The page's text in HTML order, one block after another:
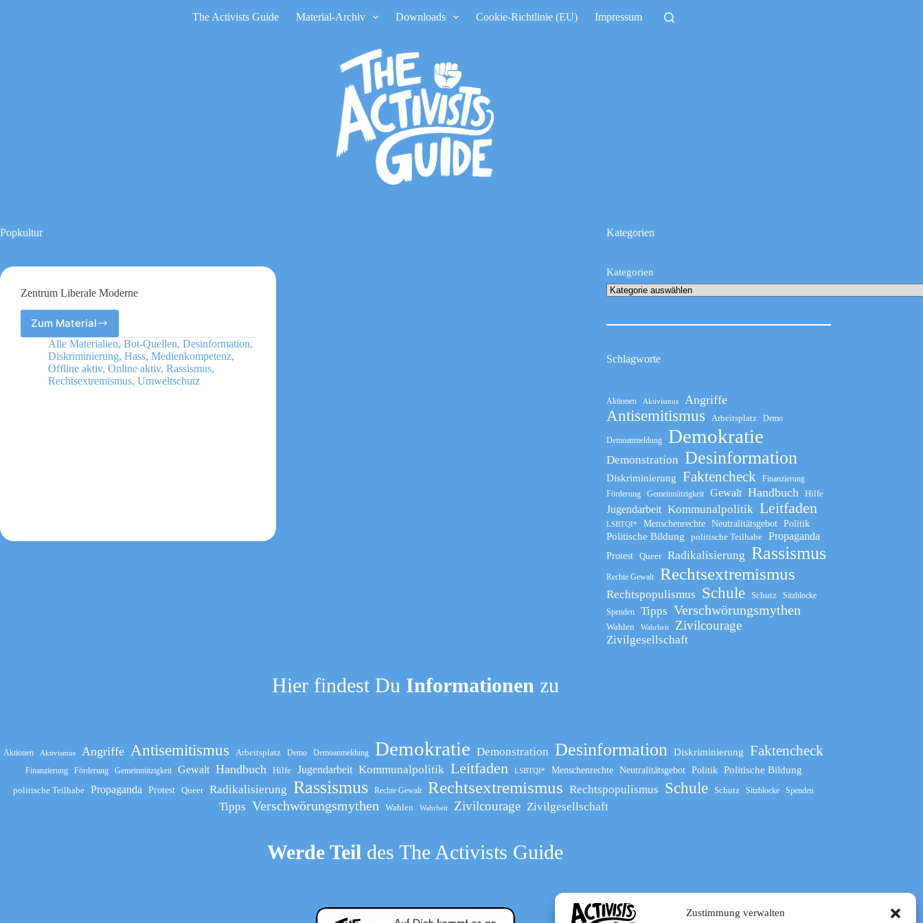
Zustimmung verwalten
The Activists Guide Material-Archiv Downloads Cookie-Richtlinie (EU) Impressum
Popkultur
Zentrum Liberale Moderne
Zum Material
Zentrum
Liberale
Moderne
Alle Materialien, Bot-Quellen, Desinformation,
Diskriminierung, Hass, Medienkompetenz,
Offline aktiv, Online aktiv, Rassismus,
Rechtsextremismus, Umweltschutz
Kategorien
Kategorien
Schlagworte
Aktionen Aktivismus Angriffe
Antisemitismus Arbeitsplatz Demo
Demoanmeldung Demokratie
Demonstration Desinformation
Diskriminierung Faktencheck
Finanzierung
Förderung
Gemeinnützigkeit Gewalt Handbuch Hilfe
Jugendarbeit Kommunalpolitik Leitfaden
LSBTQI* Menschenrechte Neutralitätsgebot Politik
Politische Bildung politische Teilhabe Propaganda
Protest Queer Radikalisierung Rassismus
Rechte Gewalt Rechtsextremismus
Rechtspopulismus Schule Schutz
Sitzblocke
Spenden
Tipps Verschwörungsmythen
Wahlen Wahrheit Zivilcourage
Zivilgesellschaft
Hier findest Du Informationen zu
Aktionen Aktivismus Angriffe Antisemitismus Arbeitsplatz Demo Demoanmeldung Demokratie Demonstration Desinformation Diskriminierung Faktencheck
Finanzierung Förderung Gemeinnützigkeit Gewalt Handbuch Hilfe Jugendarbeit Kommunalpolitik Leitfaden LSBTQI* Menschenrechte Neutralitätsgebot Politik Politische Bildung
politische Teilhabe Propaganda Protest Queer Radikalisierung Rassismus Rechte Gewalt Rechtsextremismus Rechtspopulismus Schule Schutz Sitzblocke Spenden
Tipps Verschwörungsmythen Wahlen Wahrheit Zivilcourage Zivilgesellschaft
Werde Teil des The Activists Guide